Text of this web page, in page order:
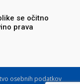
se očitno
prava
osebnih podatkov